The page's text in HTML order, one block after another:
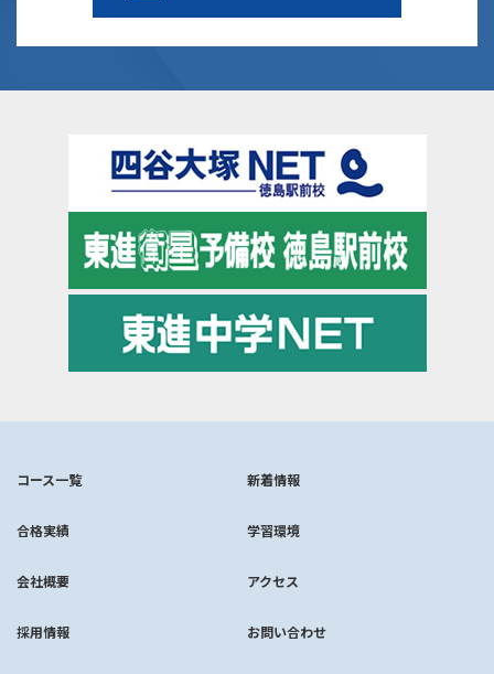
コース一覧 新着情報
合格実績 学習環境
会社概要 アクセス
採用情報 お問い合わせ